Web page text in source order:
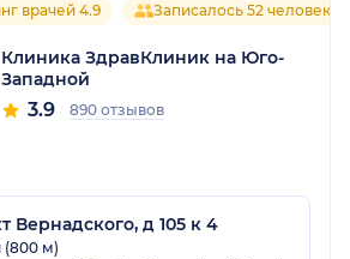
врачей 4.9 Записалось 52 человека
Клиника ЗдравКлиник на Юго-
Западной
3.9 890 отзывов
Вернадского, д 105 к 4
(800 м)